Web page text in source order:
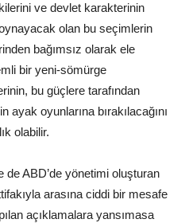
ve devlet karakterinin
olan bu seçimlerin
bağımsız olarak ele
bir yeni-sömürge
bu güçlere tarafından
oyunlarına bırakılacağını
olabilir.
de ABD’de yönetimi oluşturan
arasına ciddi bir mesafe
açıklamalara yansımasa